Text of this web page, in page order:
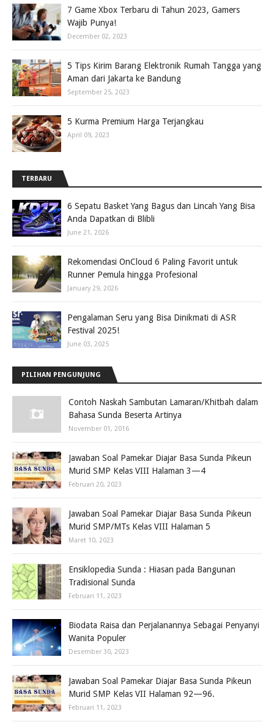
7 Game Xbox Terbaru di Tahun 2023, Gamers
Wajib Punya!
December 02, 2023
5 Tips Kirim Barang Elektronik Rumah Tangga yang
Aman dari Jakarta ke Bandung
September 25, 2023
5 Kurma Premium Harga Terjangkau
April 09, 2023
TERBARU
6 Sepatu Basket Yang Bagus dan Lincah Yang Bisa
Anda Dapatkan di Blibli
June 21, 2026
Rekomendasi OnCloud 6 Paling Favorit untuk
Runner Pemula hingga Profesional
January 29, 2026
Pengalaman Seru yang Bisa Dinikmati di ASR
Festival 2025!
June 03, 2025
PILIHAN PENGUNJUNG
Contoh Naskah Sambutan Lamaran/Khitbah dalam
Bahasa Sunda Beserta Artinya
November 01, 2016
Jawaban Soal Pamekar Diajar Basa Sunda Pikeun
Murid SMP Kelas VIII Halaman 3—4
Februari 20, 2023
Jawaban Soal Pamekar Diajar Basa Sunda Pikeun
Murid SMP/MTs Kelas VIII Halaman 5
Maret 10, 2023
Ensiklopedia Sunda : Hiasan pada Bangunan
Tradisional Sunda
Februari 11, 2023
Biodata Raisa dan Perjalanannya Sebagai Penyanyi
Wanita Populer
Desember 30, 2023
Jawaban Soal Pamekar Diajar Basa Sunda Pikeun
Murid SMP Kelas VII Halaman 92—96.
Februari 11, 2023